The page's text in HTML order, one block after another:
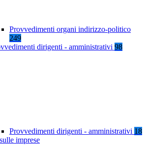
Provvedimenti organi indirizzo-politico
249
dirigenti - amministrativi 98
Provvedimenti dirigenti - amministrativi 18
imprese